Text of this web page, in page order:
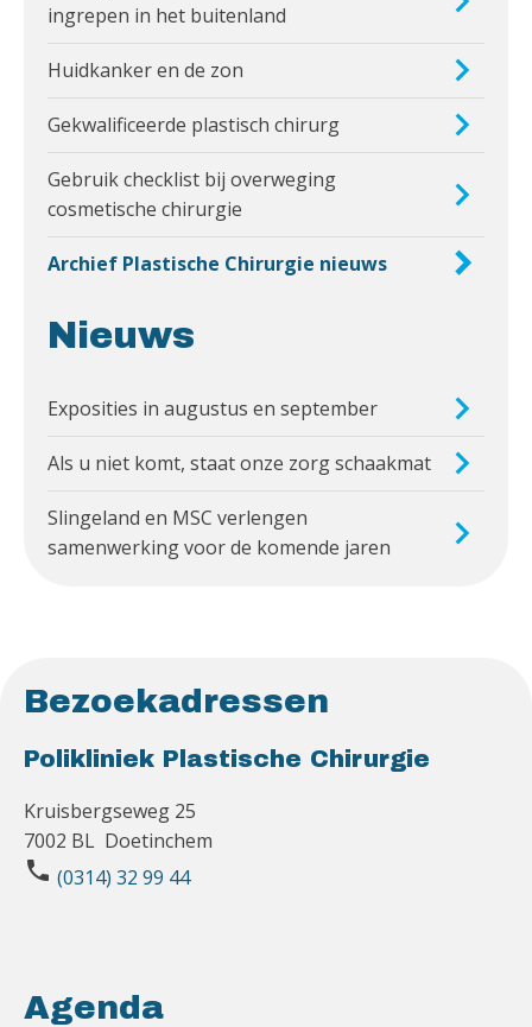
ingrepen in het buitenland
Huidkanker en de zon
Gekwalificeerde plastisch chirurg
Gebruik checklist bij overweging
cosmetische chirurgie
Archief Plastische Chirurgie nieuws
Nieuws
Exposities in augustus en september
Als u niet komt, staat onze zorg schaakmat
Slingeland en MSC verlengen
samenwerking voor de komende jaren
Bezoekadressen
Polikliniek Plastische Chirurgie
Kruisbergseweg 25
7002 BL Doetinchem
phone (0314) 32 99 44
Agenda